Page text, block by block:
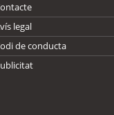
legal
de conducta